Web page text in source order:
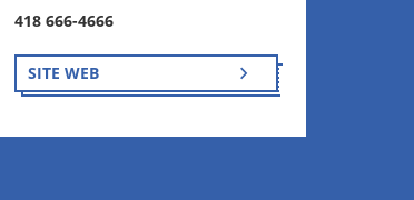
418 666-4666
SITE WEB